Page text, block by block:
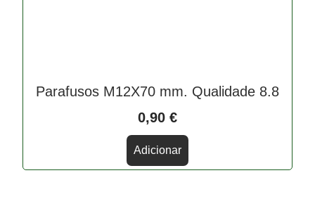
Parafusos M12X70 mm. Qualidade 8.8
0,90 €
Adicionar